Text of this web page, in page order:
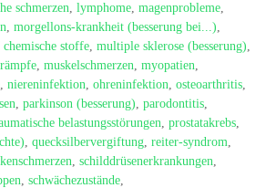
schmerzen, lymphome, magenprobleme,
, morgellons-krankheit (besserung bei...),
stoffe, multiple sklerose (besserung),
, muskelschmerzen, myopatien,
, niereninfektion, ohreninfektion, osteoarthritis,
, parkinson (besserung), parodontitis,
belastungsstörungen, prostatakrebs,
, quecksilbervergiftung, reiter-syndrom,
, schilddrüsenerkrankungen,
, schwächezustände,